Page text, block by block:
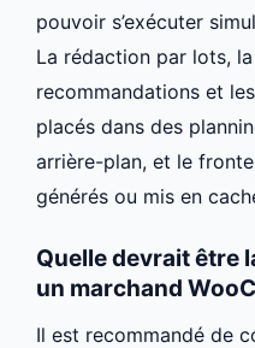
pouvoir s’exécuter
La rédaction par lots,
recommandations et
placés dans des
arrière-plan, et le
générés ou mis en
Quelle devrait être
un marchand
Il est recommandé de